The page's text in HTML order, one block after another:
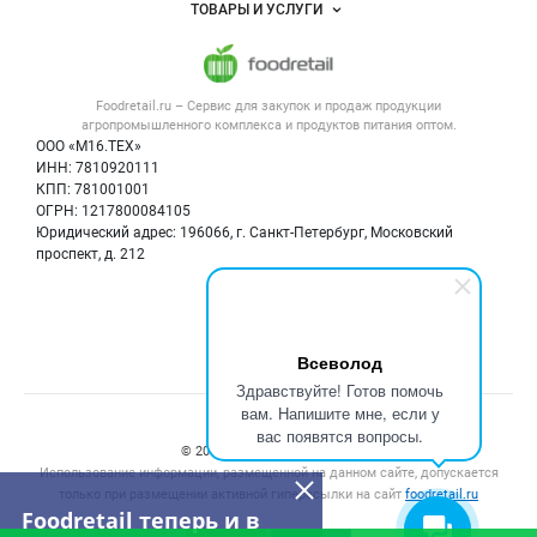
Всеволод
Здравствуйте! Готов помочь
вам. Напишите мне, если у
вас появятся вопросы.
Foodretail теперь и в
Foodretail.ru – Сервис для закупок и продаж продукции
агропромышленного комплекса и продуктов питания оптом.
ООО «М16.ТЕХ»
ИНН: 7810920111
КПП: 781001001
ОГРН: 1217800084105
Юридический адрес: 196066, г. Санкт-Петербург, Московский
проспект, д. 212
Размещение рекламы
Публичная оферта
Контактная информация
Политика обработки персональных данных
Новости рынка
Вакансии
ТОВАРЫ И УСЛУГИ
Напитки, соки, вода
Оборудование для пищепрома
Информация о компаниях
Карта объявлений
Счетчики, авторское право, логотипы
© 2008‑2026 ООО “М16.Тех”.
Использование информации, размещенной на данном сайте, допускается
только при размещении активной гиперссылки на сайт foodretail.ru